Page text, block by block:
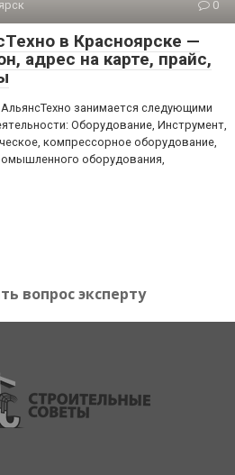
0
в Красноярске —
адрес на карте, прайс,
занимается следующими
Оборудование, Инструмент,
компрессорное оборудование,
оборудования,
вопрос эксперту